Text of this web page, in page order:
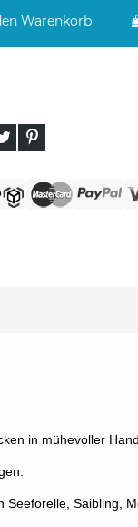
Warenkorb
in mühevoller
Saibling,